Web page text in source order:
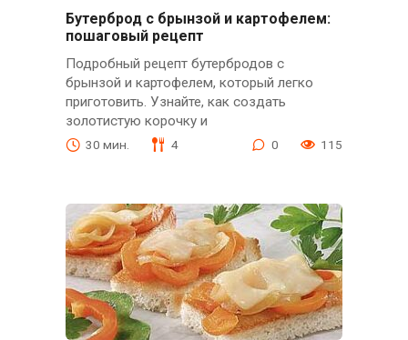
Бутерброд с брынзой и картофелем:
пошаговый рецепт
Подробный рецепт бутербродов с
брынзой и картофелем, который легко
приготовить. Узнайте, как создать
золотистую корочку и
30 мин. 4 0 115